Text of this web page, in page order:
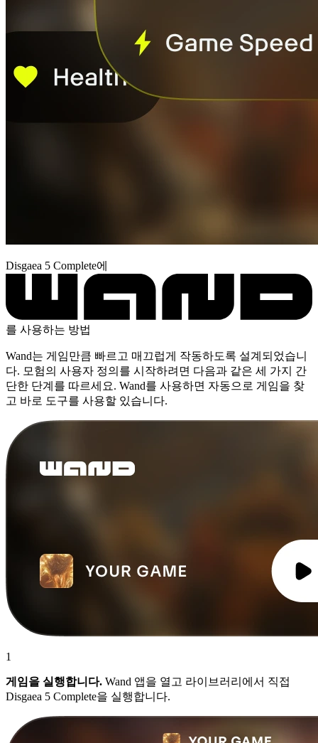
Disgaea 5 Complete에
를 사용하는 방법
Wand는 게임만큼 빠르고 매끄럽게 작동하도록 설계되었습니
다. 모험의 사용자 정의를 시작하려면 다음과 같은 세 가지 간
단한 단계를 따르세요. Wand를 사용하면 자동으로 게임을 찾
고 바로 도구를 사용할 있습니다.
1
게임을 실행합니다. Wand 앱을 열고 라이브러리에서 직접
Disgaea 5 Complete을 실행합니다.